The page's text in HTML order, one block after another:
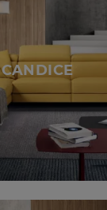
CANDICE